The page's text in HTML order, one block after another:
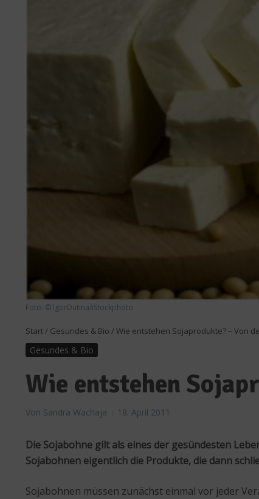
Foto: © IgorDutina/iStockphoto
Start/ Gesundes & Bio / Wie entstehen Sojaprodukte? – Von
Gesundes & Bio
Wie entstehen
Von Sandra Wachaja 18. April 2011
Die Sojabohne gilt als eines der gesündesten
Sojabohnen eigentlich die Produkte, die dann
Sojabohnen müssen zunächst einmal vor jeder